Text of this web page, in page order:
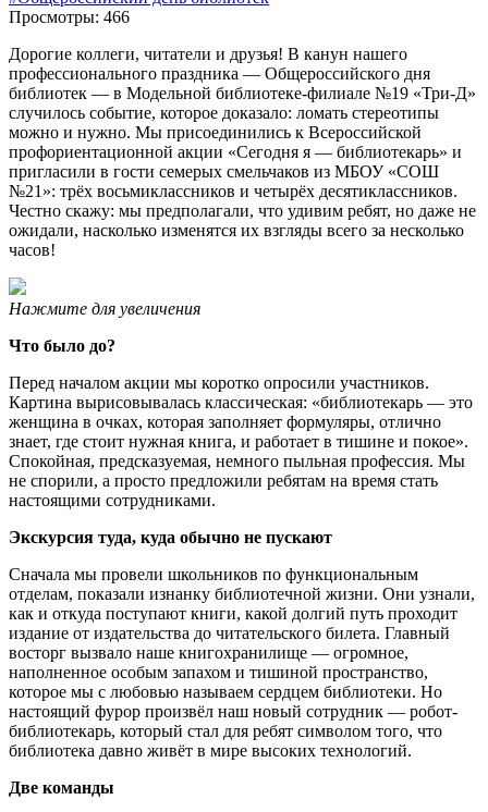
Просмотры: 466
Дорогие коллеги, читатели и друзья! В канун нашего
профессионального праздника — Общероссийского дня
библиотек — в Модельной библиотеке-филиале №19 «Три-Д»
случилось событие, которое доказало: ломать стереотипы
можно и нужно. Мы присоединились к Всероссийской
профориентационной акции «Сегодня я — библиотекарь» и
пригласили в гости семерых смельчаков из МБОУ «СОШ
№21»: трёх восьмиклассников и четырёх десятиклассников.
Честно скажу: мы предполагали, что удивим ребят, но даже не
ожидали, насколько изменятся их взгляды всего за несколько
часов!
Нажмите для увеличения
Что было до?
Перед началом акции мы коротко опросили участников.
Картина вырисовывалась классическая: «библиотекарь — это
женщина в очках, которая заполняет формуляры, отлично
знает, где стоит нужная книга, и работает в тишине и покое».
Спокойная, предсказуемая, немного пыльная профессия. Мы
не спорили, а просто предложили ребятам на время стать
настоящими сотрудниками.
Экскурсия туда, куда обычно не пускают
Сначала мы провели школьников по функциональным
отделам, показали изнанку библиотечной жизни. Они узнали,
как и откуда поступают книги, какой долгий путь проходит
издание от издательства до читательского билета. Главный
восторг вызвало наше книгохранилище — огромное,
наполненное особым запахом и тишиной пространство,
которое мы с любовью называем сердцем библиотеки. Но
настоящий фурор произвёл наш новый сотрудник — робот-
библиотекарь, который стал для ребят символом того, что
библиотека давно живёт в мире высоких технологий.
Две команды